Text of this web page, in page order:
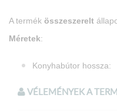
A termék összeszerelt
Méretek:
Konyhabútor
Felső elem
VÉLEMÉNYEK A